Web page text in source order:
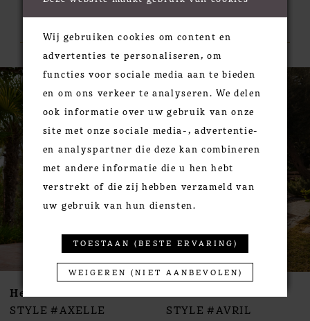
RELATED PRODUCTS
Related
Products
Carousel
Skip
to
end
PAUSE AUTOPLAY
PREVIOUS SLIDE
NEXT SLIDE
0
1
2
3
6
10
11
12
Herve Paris
STYLE #AXELLE
STYLE #AVRIL
Wij gebruiken cookies om content en
advertenties te personaliseren, om
functies voor sociale media aan te bieden
en om ons verkeer te analyseren. We delen
ook informatie over uw gebruik van onze
site met onze sociale media-, advertentie-
en analyspartner die deze kan combineren
met andere informatie die u hen hebt
verstrekt of die zij hebben verzameld van
uw gebruik van hun diensten.
TOESTAAN (BESTE ERVARING)
WEIGEREN (NIET AANBEVOLEN)